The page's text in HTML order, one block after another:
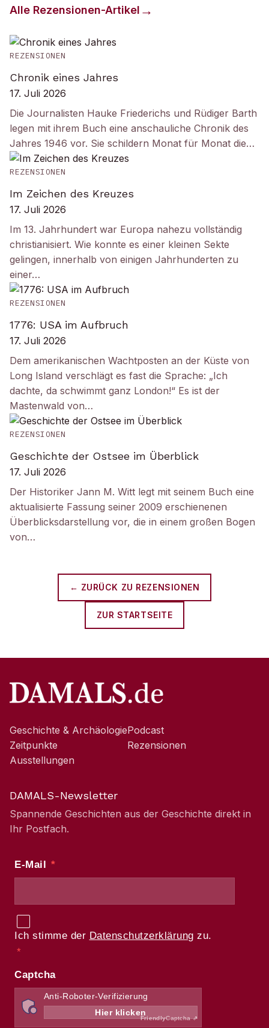
Alle Rezensionen-Artikel
REZENSIONEN
Chronik eines Jahres
17. Juli 2026
Die Journalisten Hauke Friederichs und Rüdiger Barth
legen mit ihrem Buch eine anschauliche Chronik des
Jahres 1946 vor. Sie schildern Monat für Monat die…
REZENSIONEN
Im Zeichen des Kreuzes
17. Juli 2026
Im 13. Jahrhundert war Europa nahezu vollständig
christianisiert. Wie konnte es einer kleinen Sekte
gelingen, innerhalb von einigen Jahrhunderten zu
einer…
REZENSIONEN
1776: USA im Aufbruch
17. Juli 2026
Dem amerikanischen Wachtposten an der Küste von
Long Island verschlägt es fast die Sprache: „Ich
dachte, da schwimmt ganz London!“ Es ist der
Mastenwald von…
REZENSIONEN
Geschichte der Ostsee im Überblick
17. Juli 2026
Der Historiker Jann M. Witt legt mit seinem Buch eine
aktualisierte Fassung seiner 2009 erschienenen
Überblicksdarstellung vor, die in einem großen Bogen
von…
← ZURÜCK ZU REZENSIONEN
ZUR STARTSEITE
Geschichte & Archäologie
Zeitpunkte
Ausstellungen
Podcast
Rezensionen
DAMALS-Newsletter
Spannende Geschichten aus der Geschichte direkt in
Ihr Postfach.